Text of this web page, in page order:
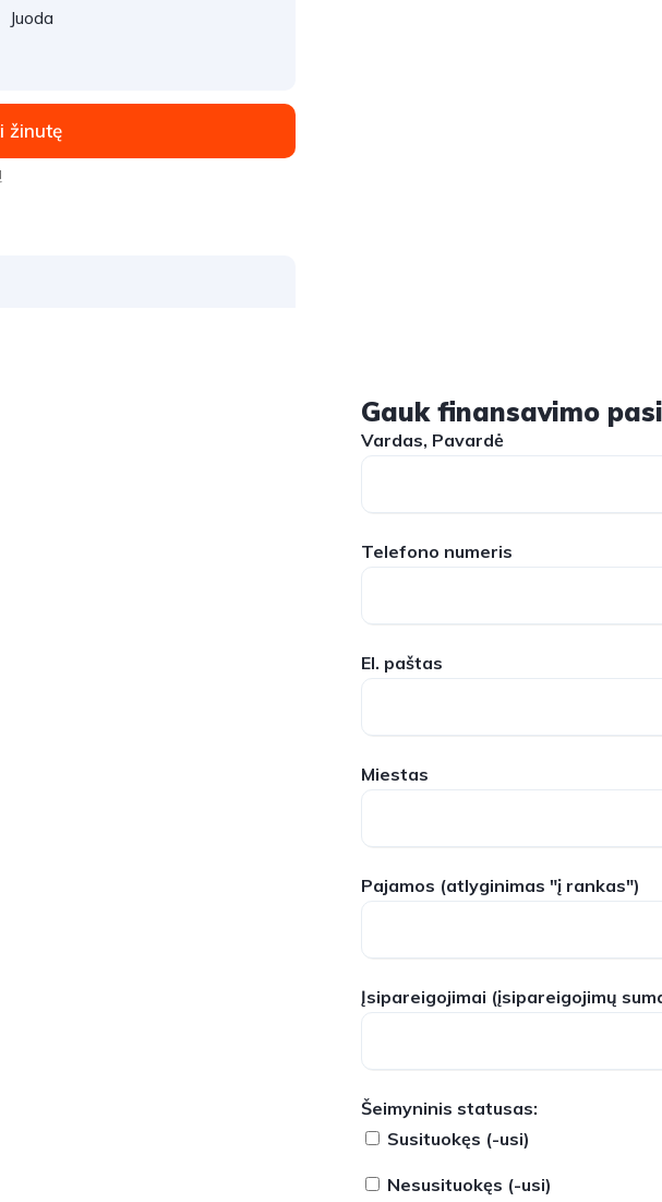
Juoda
žinutę
Gauk finansavimo
Vardas, Pavardė
Telefono numeris
El. paštas
Miestas
Pajamos (atlyginimas "į rankas")
Įsipareigojimai (įsipareigojimų
Šeimyninis statusas:
Susituokęs (-usi)
Nesusituokęs (-usi)